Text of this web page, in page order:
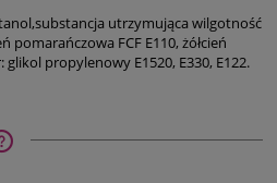
utrzymująca wilgotność
pomarańczowa FCF E110, żółcień
propylenowy E1520, E330, E122.